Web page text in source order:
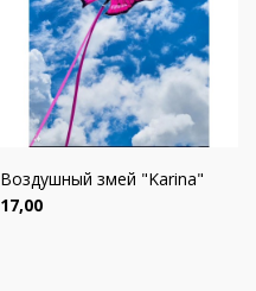
Воздушный змей "Karina"
Цена
17,00